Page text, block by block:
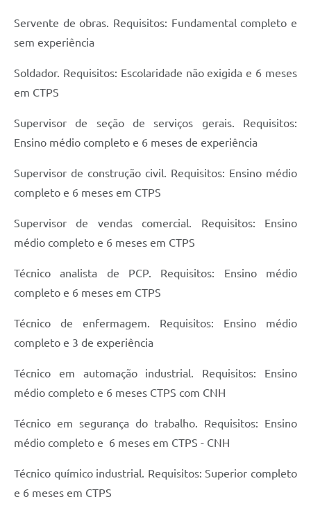
Servente de obras. Requisitos: Fundamental completo e
sem experiência
Soldador. Requisitos: Escolaridade não exigida e 6 meses
em CTPS
Supervisor de seção de serviços gerais. Requisitos:
Ensino médio completo e 6 meses de experiência
Supervisor de construção civil. Requisitos: Ensino médio
completo e 6 meses em CTPS
Supervisor de vendas comercial. Requisitos: Ensino
médio completo e 6 meses em CTPS
Técnico analista de PCP. Requisitos: Ensino médio
completo e 6 meses em CTPS
Técnico de enfermagem. Requisitos: Ensino médio
completo e 3 de experiência
Técnico em automação industrial. Requisitos: Ensino
médio completo e 6 meses CTPS com CNH
Técnico em segurança do trabalho. Requisitos: Ensino
médio completo e 6 meses em CTPS - CNH
Técnico químico industrial. Requisitos: Superior completo
e 6 meses em CTPS